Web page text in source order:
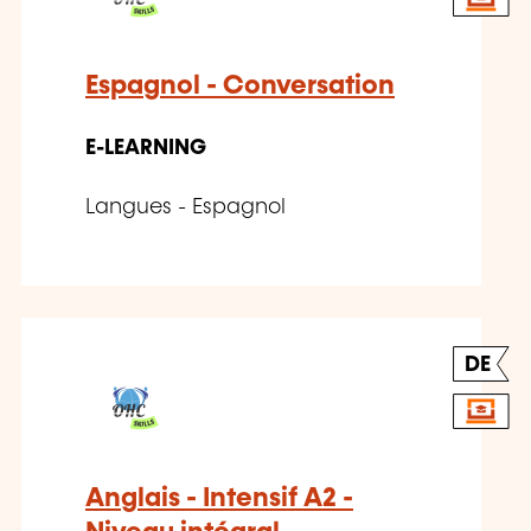
Espagnol - Conversation
E-LEARNING
Langues - Espagnol
DE
Anglais - Intensif A2 -